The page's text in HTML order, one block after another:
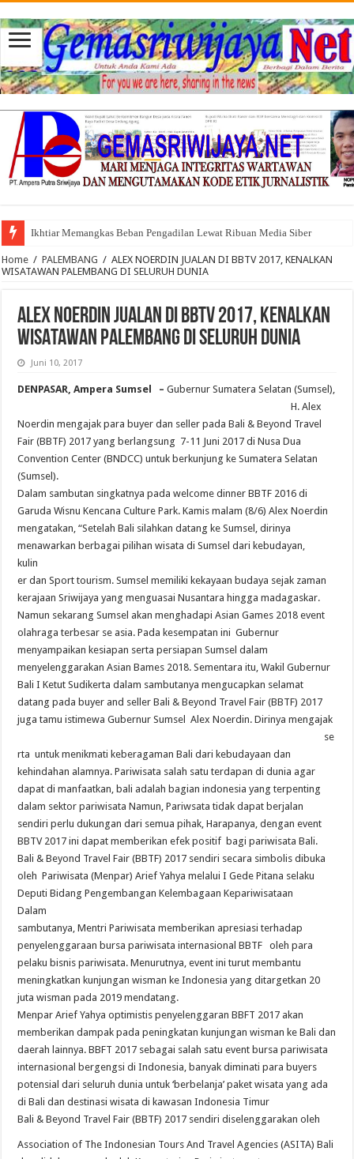
Ikhtiar Memangkas Beban Pengadilan Lewat Ribuan Media Siber
Home / PALEMBANG / ALEX NOERDIN JUALAN DI BBTV 2017, KENALKAN
WISATAWAN PALEMBANG DI SELURUH DUNIA
ALEX NOERDIN JUALAN DI BBTV 2017, KENALKAN
WISATAWAN PALEMBANG DI SELURUH DUNIA
Juni 10, 2017
DENPASAR, Ampera Sumsel – Gubernur Sumatera Selatan (Sumsel),
H. Alex
Noerdin mengajak para buyer dan seller pada Bali & Beyond Travel
Fair (BBTF) 2017 yang berlangsung 7-11 Juni 2017 di Nusa Dua
Convention Center (BNDCC) untuk berkunjung ke Sumatera Selatan
(Sumsel).
Dalam sambutan singkatnya pada welcome dinner BBTF 2016 di
Garuda Wisnu Kencana Culture Park. Kamis malam (8/6) Alex Noerdin
mengatakan, “Setelah Bali silahkan datang ke Sumsel, dirinya
menawarkan berbagai pilihan wisata di Sumsel dari kebudayan,
kulin
er dan Sport tourism. Sumsel memiliki kekayaan budaya sejak zaman
kerajaan Sriwijaya yang menguasai Nusantara hingga madagaskar.
Namun sekarang Sumsel akan menghadapi Asian Games 2018 event
olahraga terbesar se asia. Pada kesempatan ini Gubernur
menyampaikan kesiapan serta persiapan Sumsel dalam
menyelenggarakan Asian Bames 2018. Sementara itu, Wakil Gubernur
Bali I Ketut Sudikerta dalam sambutanya mengucapkan selamat
datang pada buyer and seller Bali & Beyond Travel Fair (BBTF) 2017
juga tamu istimewa Gubernur Sumsel Alex Noerdin. Dirinya mengajak
se
rta untuk menikmati keberagaman Bali dari kebudayaan dan
kehindahan alamnya. Pariwisata salah satu terdapan di dunia agar
dapat di manfaatkan, bali adalah bagian indonesia yang terpenting
dalam sektor pariwisata Namun, Pariwsata tidak dapat berjalan
sendiri perlu dukungan dari semua pihak, Harapanya, dengan event
BBTV 2017 ini dapat memberikan efek positif bagi pariwisata Bali.
Bali & Beyond Travel Fair (BBTF) 2017 sendiri secara simbolis dibuka
oleh Pariwisata (Menpar) Arief Yahya melalui I Gede Pitana selaku
Deputi Bidang Pengembangan Kelembagaan Kepariwisataan
Dalam
sambutanya, Mentri Pariwisata memberikan apresiasi terhadap
penyelenggaraan bursa pariwisata internasional BBTF oleh para
pelaku bisnis pariwisata. Menurutnya, event ini turut membantu
meningkatkan kunjungan wisman ke Indonesia yang ditargetkan 20
juta wisman pada 2019 mendatang.
Menpar Arief Yahya optimistis penyelenggaran BBFT 2017 akan
memberikan dampak pada peningkatan kunjungan wisman ke Bali dan
daerah lainnya. BBFT 2017 sebagai salah satu event bursa pariwisata
internasional bergengsi di Indonesia, banyak diminati para buyers
potensial dari seluruh dunia untuk ‘berbelanja’ paket wisata yang ada
di Bali dan destinasi wisata di kawasan Indonesia Timur
Bali & Beyond Travel Fair (BBTF) 2017 sendiri diselenggarakan oleh
Association of The Indonesian Tours And Travel Agencies (ASITA) Bali